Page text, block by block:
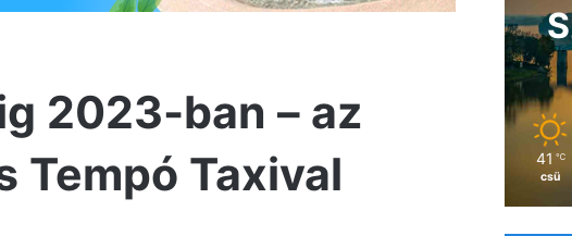
2023-ban – az
Tempó Taxival
41 ℃
csü